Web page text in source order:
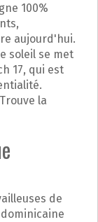
100%
aujourd'hui.
soleil se met
17, qui est
la
de